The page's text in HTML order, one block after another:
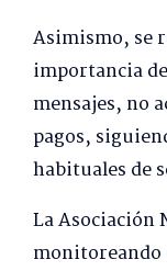
Asimismo, se
importancia
mensajes, no
pagos,
habituales de
La Asociación